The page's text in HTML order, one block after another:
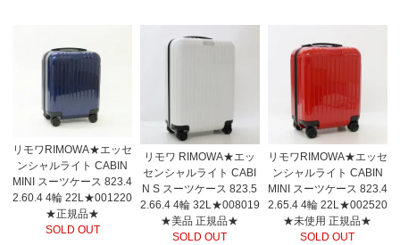
リモワRIMOWA★エッセ
ンシャルライト CABIN
MINI スーツケース 823.4
2.60.4 4輪 22L★001220
★正規品★
SOLD OUT
リモワ RIMOWA★エッ
センシャルライト CABI
N S スーツケース 823.5
2.66.4 4輪 32L★008019
★美品 正規品★
SOLD OUT
リモワRIMOWA★エッセ
ンシャルライト CABIN
MINI スーツケース 823.4
2.65.4 4輪 22L★002520
★未使用 正規品★
SOLD OUT